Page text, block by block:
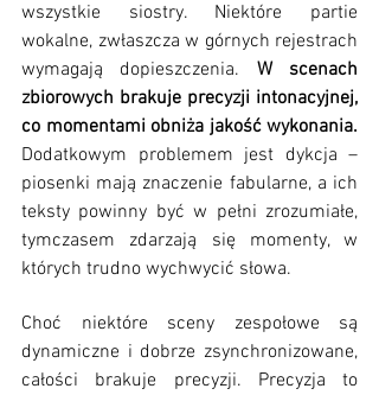
wszystkie siostry. Niektóre partie
wokalne, zwłaszcza w górnych rejestrach
wymagają dopieszczenia. W scenach
zbiorowych brakuje precyzji intonacyjnej,
co momentami obniża jakość wykonania.
Dodatkowym problemem jest dykcja –
piosenki mają znaczenie fabularne, a ich
teksty powinny być w pełni zrozumiałe,
tymczasem zdarzają się momenty, w
których trudno wychwycić słowa.
Choć niektóre sceny zespołowe są
dynamiczne i dobrze zsynchronizowane,
całości brakuje precyzji. Precyzja to